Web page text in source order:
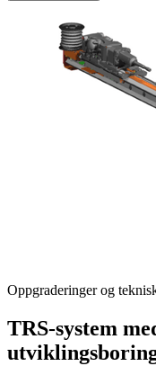
Oppgraderinger og
TRS-system